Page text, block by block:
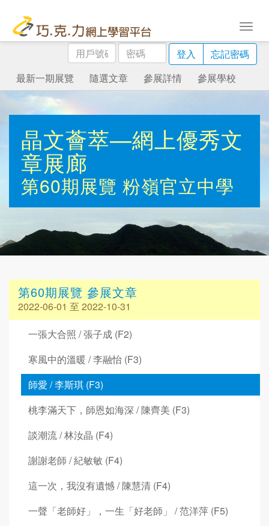
用
戶
號
碼
密
碼
登入
忘記密碼
最新一期展覽
隨選文章 參展詳情 參展學校
晶文薈萃—網上優秀文
章展廊
第60期展覽 粉嶺官立中學
第60期展覽 參展文章
2022-06-01 至 2022-10-31
一張大合照 / 張子成 (F2)
寒風中的溫暖 / 李融怡 (F3)
師愛 / 李斯琪 (F3)
桃李滿天下，師恩如海深 / 陳齊美 (F3)
談潮流 / 林汝晶 (F4)
謝謝老師 / 紀敏敏 (F4)
這一次，我沒有遺憾 / 陳慧清 (F4)
一聲「老師好」，一生「好老師」 / 范洋萍 (F5)